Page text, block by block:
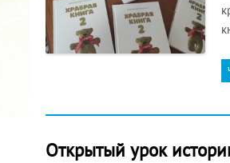
Открытый урок